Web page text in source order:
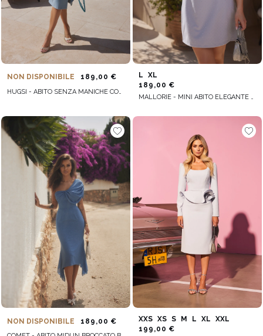
NON DISPONIBILE 189,00 €
HUGSI - ABITO SENZA MANICHE CON BASCHINE E BALZE
L
XL
189,00 €
MALLORIE - MINI ABITO ELEGANTE CON SCOLLATURA ASIMMETRICA E STRASS ARGENTATI
NON DISPONIBILE 189,00 € XXS XS S M L XL
XXL
199,00 €